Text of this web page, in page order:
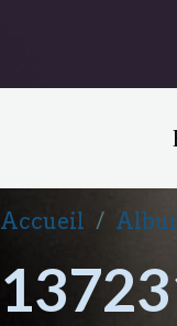
Accueil